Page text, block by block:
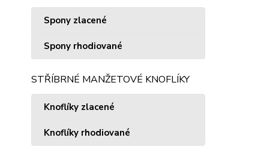
Spony zlacené
Spony rhodiované
STŘÍBRNÉ MANŽETOVÉ KNOFLÍKY
Knoflíky zlacené
Knoflíky rhodiované